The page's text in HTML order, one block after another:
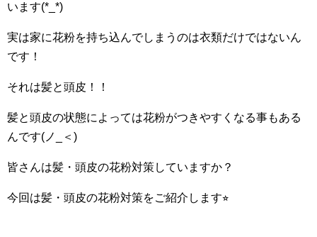
います(*_*)
実は家に花粉を持ち込んでしまうのは衣類だけではないん
です！
それは髪と頭皮！！
髪と頭皮の状態によっては花粉がつきやすくなる事もある
んです(ノ_＜)
皆さんは髪・頭皮の花粉対策していますか？
今回は髪・頭皮の花粉対策をご紹介します⭐︎